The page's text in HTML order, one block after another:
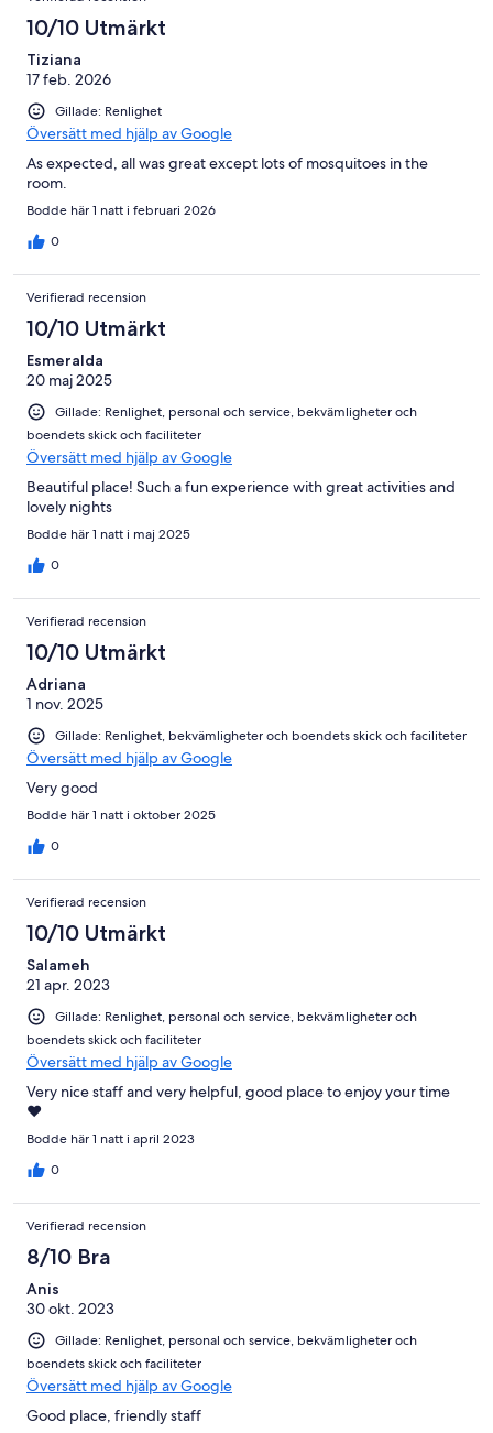
10/10 Utmärkt
Tiziana
17 feb. 2026
Gillade: Renlighet
Översätt med hjälp av Google
As expected, all was great except lots of mosquitoes in the
room.
Bodde här 1 natt i februari 2026
0
Verifierad recension
10/10 Utmärkt
Esmeralda
20 maj 2025
Gillade: Renlighet, personal och service, bekvämligheter och
boendets skick och faciliteter
Översätt med hjälp av Google
Beautiful place! Such a fun experience with great activities and
lovely nights
Bodde här 1 natt i maj 2025
0
Verifierad recension
10/10 Utmärkt
Adriana
1 nov. 2025
Gillade: Renlighet, bekvämligheter och boendets skick och faciliteter
Översätt med hjälp av Google
Very good
Bodde här 1 natt i oktober 2025
0
Verifierad recension
10/10 Utmärkt
Salameh
21 apr. 2023
Gillade: Renlighet, personal och service, bekvämligheter och
boendets skick och faciliteter
Översätt med hjälp av Google
Very nice staff and very helpful, good place to enjoy your time
❤️
Bodde här 1 natt i april 2023
0
Verifierad recension
8/10 Bra
Anis
30 okt. 2023
Gillade: Renlighet, personal och service, bekvämligheter och
boendets skick och faciliteter
Översätt med hjälp av Google
Good place, friendly staff